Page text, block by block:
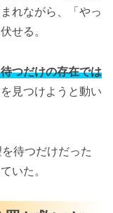
れながら、「やっ
せる。
つだけの存在では
見つけようと動い
待つだけだった
いた。